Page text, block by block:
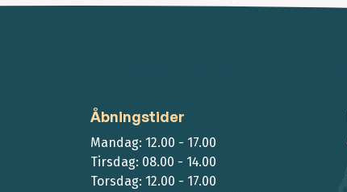
Åbningstider
Mandag: 12.00 - 17.00
Tirsdag: 08.00 - 14.00
Torsdag: 12.00 - 17.00